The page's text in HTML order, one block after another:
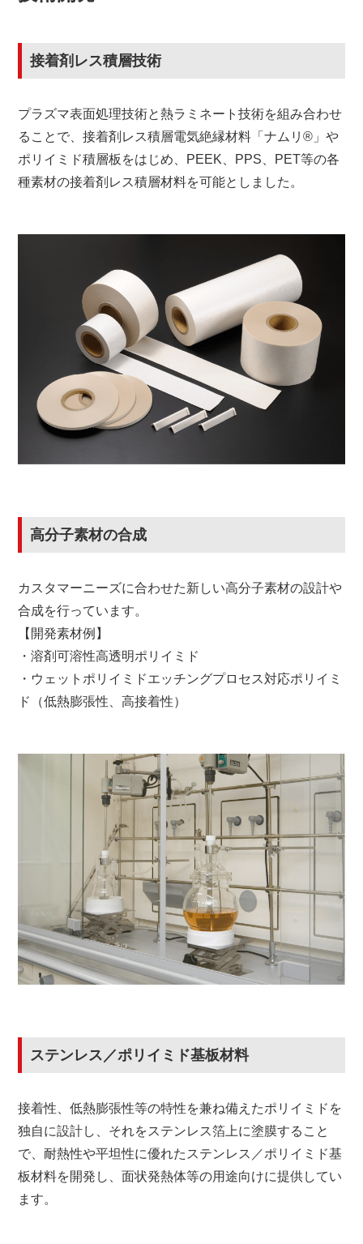
接着剤レス積層技術
プラズマ表面処理技術と熱ラミネート技術を組み合わせ
ることで、接着剤レス積層電気絶縁材料「ナムリ®」や
ポリイミド積層板をはじめ、PEEK、PPS、PET等の各
種素材の接着剤レス積層材料を可能としました。
高分子素材の合成
カスタマーニーズに合わせた新しい高分子素材の設計や
合成を行っています。
【開発素材例】
・溶剤可溶性高透明ポリイミド
・ウェットポリイミドエッチングプロセス対応ポリイミ
ド（低熱膨張性、高接着性）
ステンレス／ポリイミド基板材料
接着性、低熱膨張性等の特性を兼ね備えたポリイミドを
独自に設計し、それをステンレス箔上に塗膜すること
で、耐熱性や平坦性に優れたステンレス／ポリイミド基
板材料を開発し、面状発熱体等の用途向けに提供してい
ます。